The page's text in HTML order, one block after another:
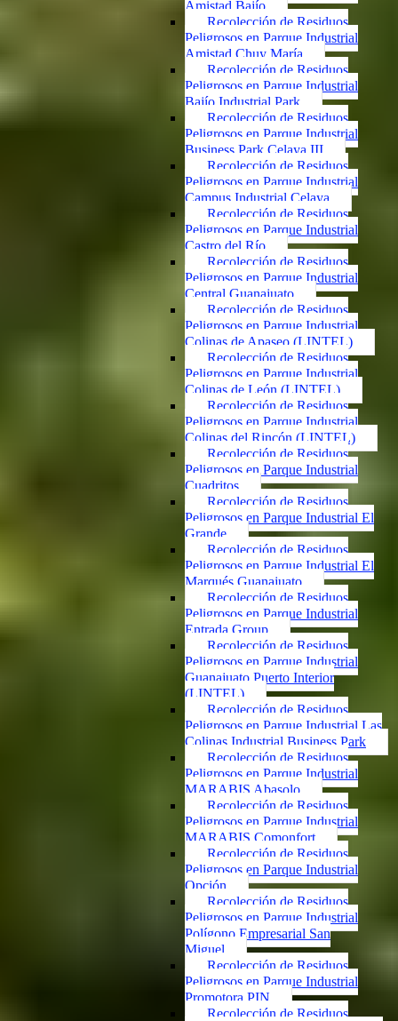
Amistad Bajío
Recolección de Residuos
Peligrosos en Parque Industrial
Amistad Chuy María
Recolección de Residuos
Peligrosos en Parque Industrial
Bajío Industrial Park
Recolección de Residuos
Peligrosos en Parque Industrial
Business Park Celaya III
Recolección de Residuos
Peligrosos en Parque Industrial
Campus Industrial Celaya
Recolección de Residuos
Peligrosos en Parque Industrial
Castro del Río
Recolección de Residuos
Peligrosos en Parque Industrial
Central Guanajuato
Recolección de Residuos
Peligrosos en Parque Industrial
Colinas de Apaseo (LINTEL)
Recolección de Residuos
Peligrosos en Parque Industrial
Colinas de León (LINTEL)
Recolección de Residuos
Peligrosos en Parque Industrial
Colinas del Rincón (LINTEL)
Recolección de Residuos
Peligrosos en Parque Industrial
Cuadritos
Recolección de Residuos
Peligrosos en Parque Industrial El
Grande
Recolección de Residuos
Peligrosos en Parque Industrial El
Marqués Guanajuato
Recolección de Residuos
Peligrosos en Parque Industrial
Entrada Group
Recolección de Residuos
Peligrosos en Parque Industrial
Guanajuato Puerto Interior
(LINTEL)
Recolección de Residuos
Peligrosos en Parque Industrial Las
Colinas Industrial Business Park
Recolección de Residuos
Peligrosos en Parque Industrial
MARABIS Abasolo
Recolección de Residuos
Peligrosos en Parque Industrial
MARABIS Comonfort
Recolección de Residuos
Peligrosos en Parque Industrial
Opción
Recolección de Residuos
Peligrosos en Parque Industrial
Polígono Empresarial San
Miguel
Recolección de Residuos
Peligrosos en Parque Industrial
Promotora PIN
Recolección de Residuos